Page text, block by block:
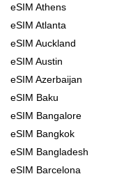
eSIM Athens
eSIM Atlanta
eSIM Auckland
eSIM Austin
eSIM Azerbaijan
eSIM Baku
eSIM Bangalore
eSIM Bangkok
eSIM Bangladesh
eSIM Barcelona